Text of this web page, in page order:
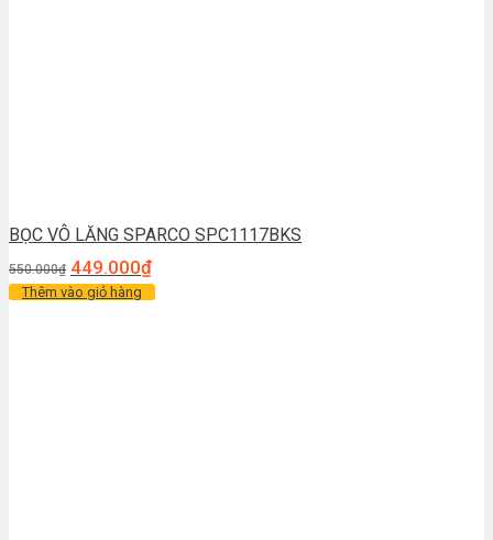
BỌC VÔ LĂNG SPARCO SPC1117BKS
550.000₫ 449.000₫
Thêm vào giỏ hàng